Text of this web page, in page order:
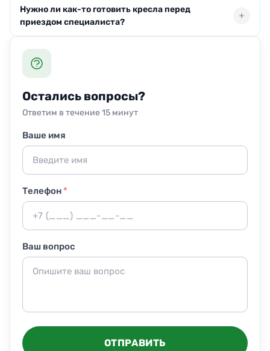
Остались вопросы?
Ответим в течение 15 минут
Ваше имя
Телефон*
Ваш вопрос
ОТПРАВИТЬ
замедляет повторное появление грязи.
агрессивных компонентов. После проветривания не
остаётся раздражающих запахов — это подтверждено
кожей и не вредят питомцам, даже если те любят
отдыхать на креслах.
Нужно ли как-то готовить кресла перед
приездом специалиста?
Достаточно убрать с кресел личные вещи: подушки,
пледы, чехлы. Освобождать рабочее место полностью
не требуется — проводим клининг прямо в кабинете.
Присутствие заказчика желательно только в начале и
при приёмке результата.